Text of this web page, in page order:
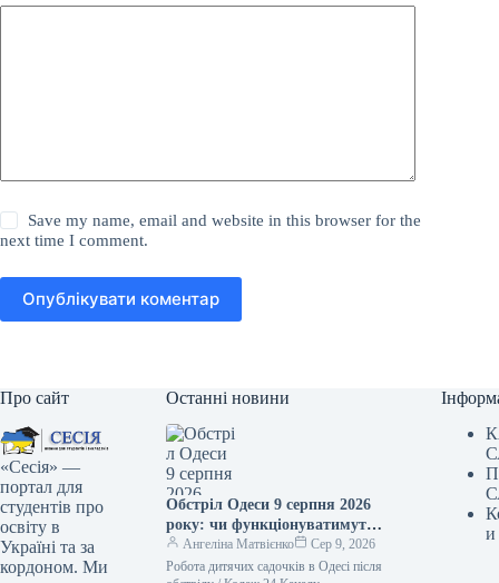
Save my name, email and website in this browser for the
next time I comment.
Опублікувати коментар
Про сайт
«Сесія» —
портал для
студентів про
освіту в
Україні та за
кордоном. Ми
Останні новини
Обстріл Одеси 9 серпня 2026
року: чи функціонуватимуть
дитячі садки за відсутності
електрики та водопостачання
Ангеліна Матвієнко
Сер 9, 2026
Робота дитячих садочків в Одесі після
и